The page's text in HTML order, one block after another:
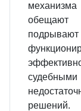
обещают
судебными
решений.